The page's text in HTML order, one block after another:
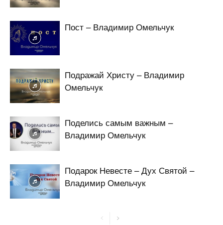
Пост – Владимир Омельчук
Подражай Христу – Владимир
Омельчук
Поделись самым важным –
Владимир Омельчук
Подарок Невесте – Дух Святой –
Владимир Омельчук